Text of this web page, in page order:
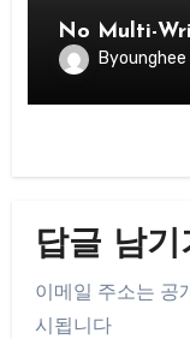
No Multi-
Byounghee
답글 남기
이메일 주소는 공
시됩니다